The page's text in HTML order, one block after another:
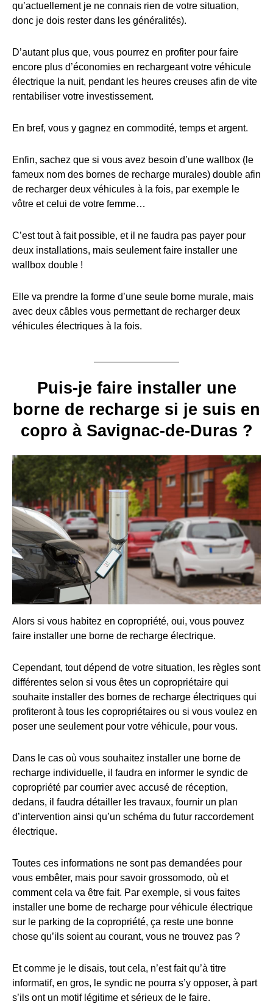
qu’actuellement je ne connais rien de votre situation,
donc je dois rester dans les généralités).
D’autant plus que, vous pourrez en profiter pour faire
encore plus d’économies en rechargeant votre véhicule
électrique la nuit, pendant les heures creuses afin de vite
rentabiliser votre investissement.
En bref, vous y gagnez en commodité, temps et argent.
Enfin, sachez que si vous avez besoin d’une wallbox (le
fameux nom des bornes de recharge murales) double afin
de recharger deux véhicules à la fois, par exemple le
vôtre et celui de votre femme…
C’est tout à fait possible, et il ne faudra pas payer pour
deux installations, mais seulement faire installer une
wallbox double !
Elle va prendre la forme d’une seule borne murale, mais
avec deux câbles vous permettant de recharger deux
véhicules électriques à la fois.
Puis-je faire installer une
borne de recharge si je suis en
copro à Savignac-de-Duras ?
Alors si vous habitez en copropriété, oui, vous pouvez
faire installer une borne de recharge électrique.
Cependant, tout dépend de votre situation, les règles sont
différentes selon si vous êtes un copropriétaire qui
souhaite installer des bornes de recharge électriques qui
profiteront à tous les copropriétaires ou si vous voulez en
poser une seulement pour votre véhicule, pour vous.
Dans le cas où vous souhaitez installer une borne de
recharge individuelle, il faudra en informer le syndic de
copropriété par courrier avec accusé de réception,
dedans, il faudra détailler les travaux, fournir un plan
d’intervention ainsi qu’un schéma du futur raccordement
électrique.
Toutes ces informations ne sont pas demandées pour
vous embêter, mais pour savoir grossomodo, où et
comment cela va être fait. Par exemple, si vous faites
installer une borne de recharge pour véhicule électrique
sur le parking de la copropriété, ça reste une bonne
chose qu’ils soient au courant, vous ne trouvez pas ?
Et comme je le disais, tout cela, n’est fait qu’à titre
informatif, en gros, le syndic ne pourra s’y opposer, à part
s’ils ont un motif légitime et sérieux de le faire.